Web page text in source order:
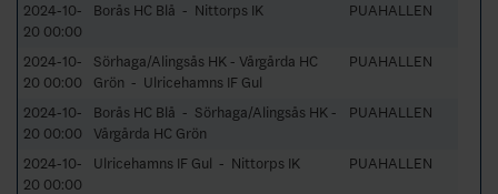
2024-10-
20 00:00
Borås HC Blå - Nittorps IK PUAHALLEN
2024-10-
20 00:00
Sörhaga/Alingsås HK - Vårgårda HC
Grön - Ulricehamns IF Gul
PUAHALLEN
2024-10-
20 00:00
Borås HC Blå - Sörhaga/Alingsås HK -
Vårgårda HC Grön
PUAHALLEN
2024-10-
20 00:00
Ulricehamns IF Gul - Nittorps IK PUAHALLEN